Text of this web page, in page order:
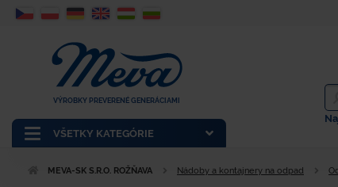
VŠETKY KATEGÓRIE
VÝROBKY PREVERENÉ GENERÁCIAMI
MEVA-SK S.R.O. ROŽŇAVA Nádoby a kontajnery na odpad